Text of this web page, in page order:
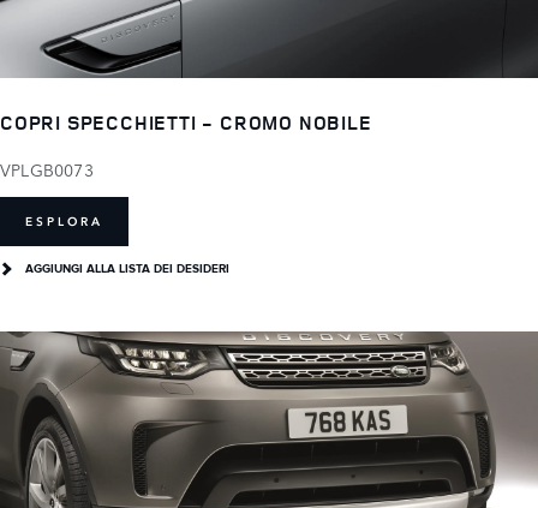
COPRI SPECCHIETTI - CROMO NOBILE
VPLGB0073
ESPLORA
AGGIUNGI ALLA LISTA DEI DESIDERI